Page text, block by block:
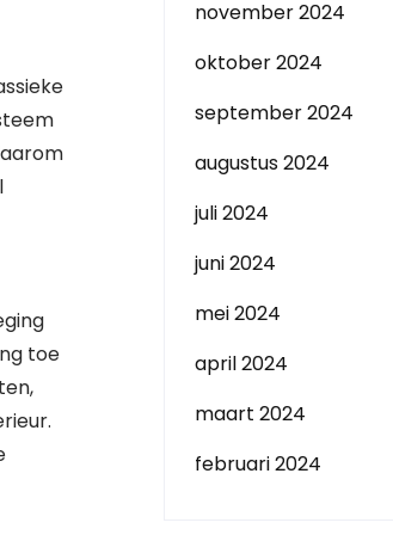
toe
november 2024
oktober 2024
september 2024
augustus 2024
juli 2024
juni 2024
mei 2024
april 2024
maart 2024
februari 2024